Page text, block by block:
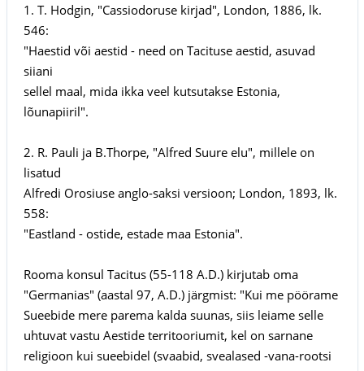
1. T. Hodgin, "Cassiodoruse kirjad", London, 1886, lk.
546:
"Haestid või aestid - need on Tacituse aestid, asuvad
siiani
sellel maal, mida ikka veel kutsutakse Estonia,
lõunapiiril".
2. R. Pauli ja B.Thorpe, "Alfred Suure elu", millele on
lisatud
Alfredi Orosiuse anglo-saksi versioon; London, 1893, lk.
558:
"Eastland - ostide, estade maa Estonia".
Rooma konsul Tacitus (55-118 A.D.) kirjutab oma
"Germanias" (aastal 97, A.D.) järgmist: "Kui me pöörame
Sueebide mere parema kalda suunas, siis leiame selle
uhtuvat vastu Aestide territooriumit, kel on sarnane
religioon kui sueebidel (svaabid, svealased -vana-rootsi